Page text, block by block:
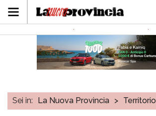
Sei in: La Nuova Provincia > Territorio